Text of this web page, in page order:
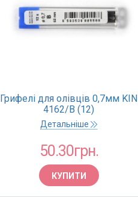
Грифелі для олівців 0,7мм KIN
4162/B (12)
Детальніше
50.30грн.
КУПИТИ